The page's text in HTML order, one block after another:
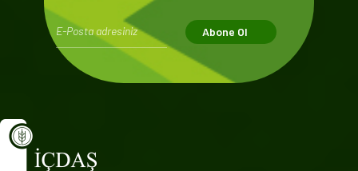
Abone Ol